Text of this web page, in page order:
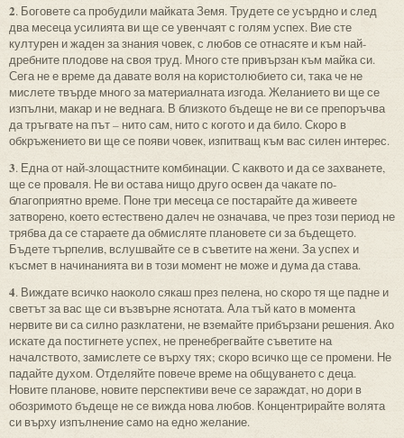
2. Боговете са пробудили майката Земя. Трудете се усърдно и след
два месеца усилията ви ще се увенчаят с голям успех. Вие сте
културен и жаден за знания човек, с любов се отнасяте и към най-
дребните плодове на своя труд. Много сте привързан към майка си.
Сега не е време да давате воля на користолюбието си, така че не
мислете твърде много за материалната изгода. Желанието ви ще се
изпълни, макар и не веднага. В близкото бъдеще не ви се препоръчва
да тръгвате на път – нито сам, нито с когото и да било. Скоро в
обкръжението ви ще се появи човек, изпитващ към вас силен интерес.
3. Една от най-злощастните комбинации. С каквото и да се захванете,
ще се проваля. Не ви остава нищо друго освен да чакате по-
благоприятно време. Поне три месеца се постарайте да живеете
затворено, което естествено далеч не означава, че през този период не
трябва да се стараете да обмисляте плановете си за бъдещето.
Бъдете търпелив, вслушвайте се в съветите на жени. За успех и
късмет в начинанията ви в този момент не може и дума да става.
4. Виждате всичко наоколо сякаш през пелена, но скоро тя ще падне и
светът за вас ще си възвърне яснотата. Ала тъй като в момента
нервите ви са силно разклатени, не вземайте прибързани решения. Ако
искате да постигнете успех, не пренебрегвайте съветите на
началството, замислете се върху тях; скоро всичко ще се промени. Не
падайте духом. Отделяйте повече време на общуването с деца.
Новите планове, новите перспективи вече се зараждат, но дори в
обозримото бъдеще не се вижда нова любов. Концентрирайте волята
си върху изпълнение само на едно желание.